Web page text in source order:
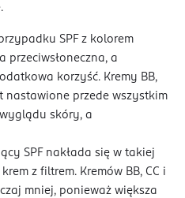
SPF z kolorem
przeciwsłoneczna, a
korzyść. Kremy BB,
nastawione przede wszystkim
skóry, a
SPF nakłada się w takiej
z filtrem. Kremów BB, CC i
mniej, ponieważ większa